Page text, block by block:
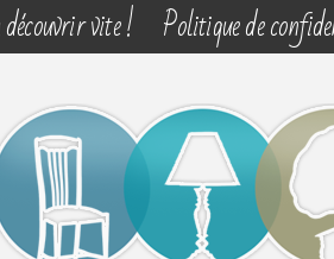
vite ! Politique de